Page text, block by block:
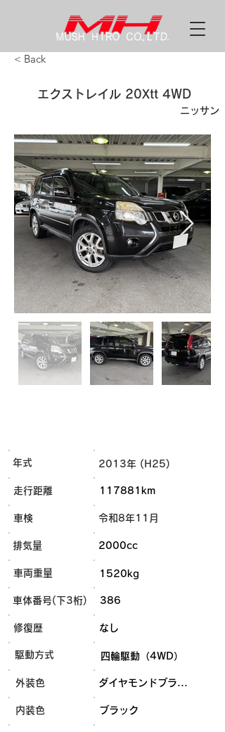
< Back
エクストレイル 20Xtt 4WD
ニッサン
年式 2013年 (H25)
走行距離 117881km
車検 令和8年11月
排気量 2000cc
車両重量 1520kg
車体番号(下3桁) 386
​修復歴 なし
​駆動方式 四輪駆動（4WD）
外装色 ダイヤモンドブラ...
内装色 ブラック